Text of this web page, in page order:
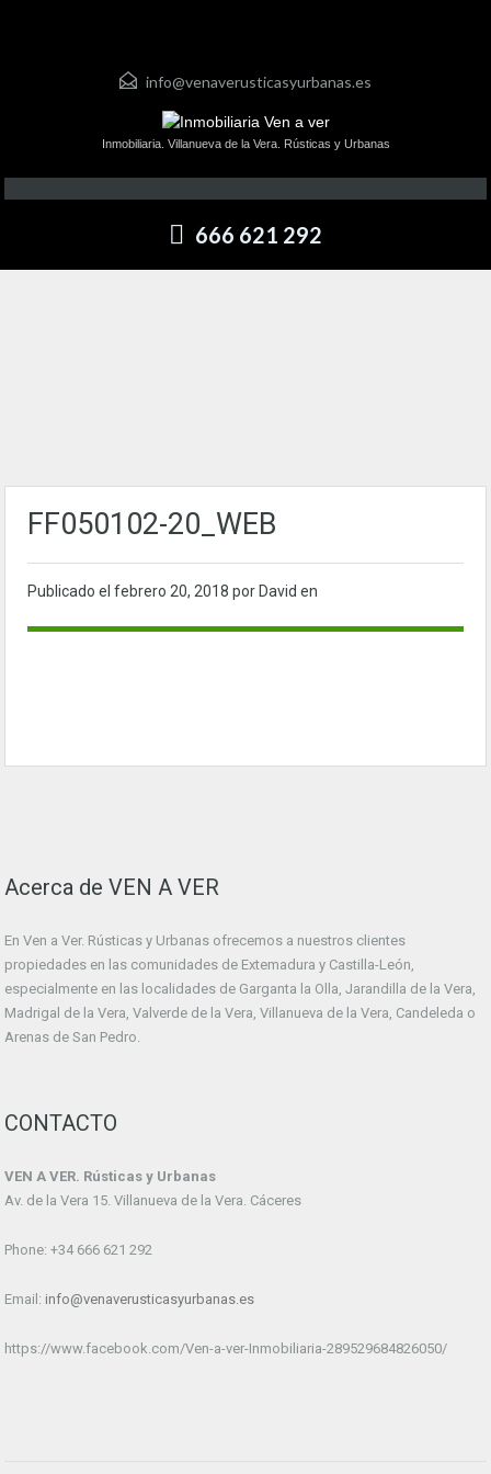
info@venaverusticasyurbanas.es
Inmobiliaria. Villanueva de la Vera. Rústicas y Urbanas
666 621 292
FF050102-20_WEB
Publicado el febrero 20, 2018 por David en
Acerca de VEN A VER
En Ven a Ver. Rústicas y Urbanas ofrecemos a nuestros clientes
propiedades en las comunidades de Extemadura y Castilla-León,
especialmente en las localidades de Garganta la Olla, Jarandilla de la Vera,
Madrigal de la Vera, Valverde de la Vera, Villanueva de la Vera, Candeleda o
Arenas de San Pedro.
CONTACTO
VEN A VER. Rústicas y Urbanas
Av. de la Vera 15. Villanueva de la Vera. Cáceres
Phone: +34 666 621 292
Email: info@venaverusticasyurbanas.es
https://www.facebook.com/Ven-a-ver-Inmobiliaria-289529684826050/